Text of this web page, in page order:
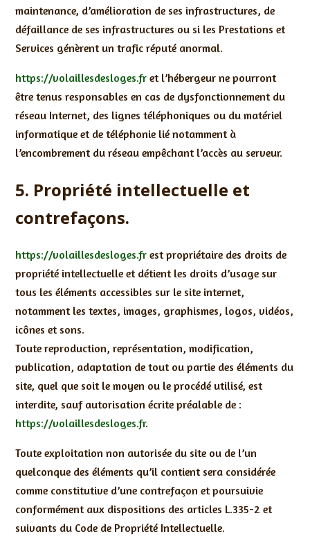
maintenance, d’amélioration de ses infrastructures, de
défaillance de ses infrastructures ou si les Prestations et
Services génèrent un trafic réputé anormal.
https://volaillesdesloges.fret l’hébergeur ne pourront
être tenus responsables en cas de dysfonctionnement du
réseau Internet, des lignes téléphoniques ou du matériel
informatique et de téléphonie lié notamment à
l’encombrement du réseau empêchant l’accès au serveur.
5. Propriété intellectuelle et
contrefaçons.
https://volaillesdesloges.frest propriétaire des droits de
propriété intellectuelle et détient les droits d’usage sur
tous les éléments accessibles sur le site internet,
notamment les textes, images, graphismes, logos, vidéos,
icônes et sons.
Toute reproduction, représentation, modification,
publication, adaptation de tout ou partie des éléments du
site, quel que soit le moyen ou le procédé utilisé, est
interdite, sauf autorisation écrite préalable de :
https://volaillesdesloges.fr.
Toute exploitation non autorisée du site ou de l’un
quelconque des éléments qu’il contient sera considérée
comme constitutive d’une contrefaçon et poursuivie
conformément aux dispositions des articles L.335-2 et
suivants du Code de Propriété Intellectuelle.